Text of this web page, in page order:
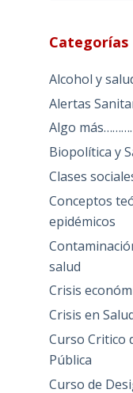
Categorías
Alcohol y
Alertas
Algo
Biopolítica y
Clases
Conceptos
epidémicos
salud
Crisis
Crisis en
Curso Critico
Pública
Curso de